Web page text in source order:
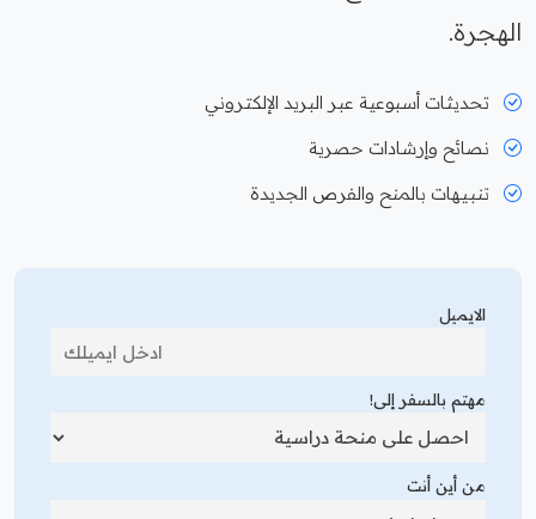
الهجرة.
تحديثات أسبوعية عبر البريد الإلكتروني
نصائح وإرشادات حصرية
تنبيهات بالمنح والفرص الجديدة
الايميل
مهتم بالسفر إلى!
من أين أنت